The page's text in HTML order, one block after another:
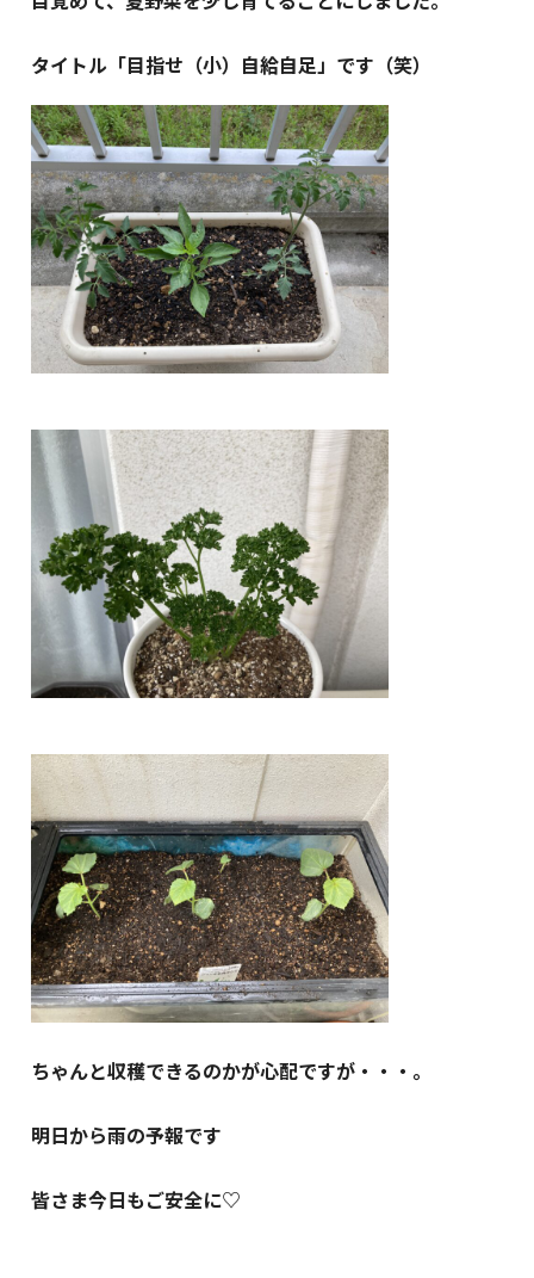
タイトル「目指せ（小）自給自足」です（笑）
ちゃんと収穫できるのかが心配ですが・・・。
明日から雨の予報です
皆さま今日もご安全に♡